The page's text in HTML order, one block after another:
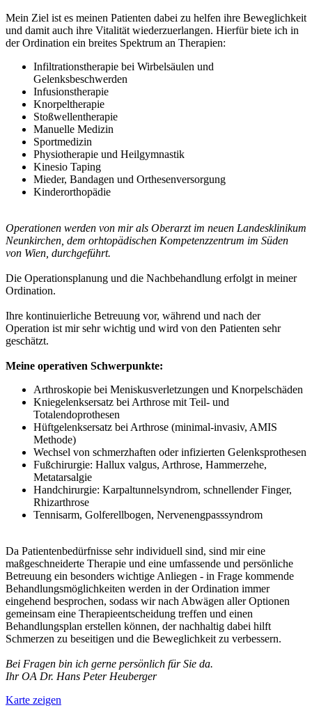
Mein Ziel ist es meinen Patienten dabei zu helfen ihre Beweglichkeit
und damit auch ihre Vitalität wiederzuerlangen. Hierfür biete ich in
der Ordination ein breites Spektrum an Therapien:
Infiltrationstherapie bei Wirbelsäulen und
Gelenksbeschwerden
Infusionstherapie
Knorpeltherapie
Stoßwellentherapie
Manuelle Medizin
Sportmedizin
Physiotherapie und Heilgymnastik
Kinesio Taping
Mieder, Bandagen und Orthesenversorgung
Kinderorthopädie
Operationen werden von mir als Oberarzt im neuen Landesklinikum
Neunkirchen, dem orhtopädischen Kompetenzzentrum im Süden
von Wien, durchgeführt.
Die Operationsplanung und die Nachbehandlung erfolgt in meiner
Ordination.
Ihre kontinuierliche Betreuung vor, während und nach der
Operation ist mir sehr wichtig und wird von den Patienten sehr
geschätzt.
Meine operativen Schwerpunkte:
Arthroskopie bei Meniskusverletzungen und Knorpelschäden
Kniegelenksersatz bei Arthrose mit Teil- und
Totalendoprothesen
Hüftgelenksersatz bei Arthrose (minimal-invasiv, AMIS
Methode)
Wechsel von schmerzhaften oder infizierten Gelenksprothesen
Fußchirurgie: Hallux valgus, Arthrose, Hammerzehe,
Metatarsalgie
Handchirurgie: Karpaltunnelsyndrom, schnellender Finger,
Rhizarthrose
Tennisarm, Golferellbogen, Nervenengpasssyndrom
Da Patientenbedürfnisse sehr individuell sind, sind mir eine
maßgeschneiderte Therapie und eine umfassende und persönliche
Betreuung ein besonders wichtige Anliegen - in Frage kommende
Behandlungsmöglichkeiten werden in der Ordination immer
eingehend besprochen, sodass wir nach Abwägen aller Optionen
gemeinsam eine Therapieentscheidung treffen und einen
Behandlungsplan erstellen können, der nachhaltig dabei hilft
Schmerzen zu beseitigen und die Beweglichkeit zu verbessern.
Bei Fragen bin ich gerne persönlich für Sie da.
Ihr OA Dr. Hans Peter Heuberger
Karte zeigen